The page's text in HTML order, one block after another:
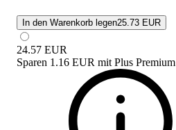
In den Warenkorb legen25.73 EUR
24.57 EUR
Sparen 1.16 EUR mit Plus Premium